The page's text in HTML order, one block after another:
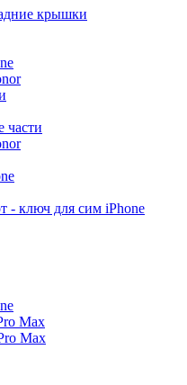
крышки
части
- ключ для сим iPhone
Max
Max